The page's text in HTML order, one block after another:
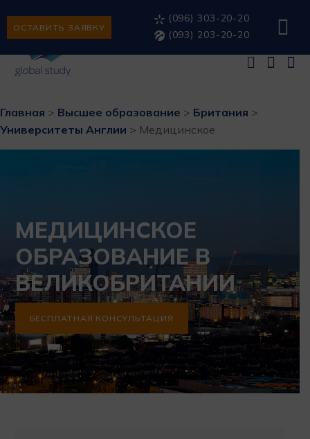
ОСТАВИТЬ ЗАЯВКУ
(096) 303-20-20
(093) 203-20-20
Главная > Высшее образование > Британия >
Университеты Англии > Медицинское
МЕДИЦИНСКОЕ
ОБРАЗОВАНИЕ В
ВЕЛИКОБРИТАНИИ
БЕСПЛАТНАЯ КОНСУЛЬТАЦИЯ